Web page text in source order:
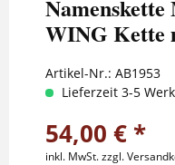
WING Kette
Artikel-Nr.: AB1953
Lieferzeit 3-5
54,00 € *
inkl. MwSt.zzgl.